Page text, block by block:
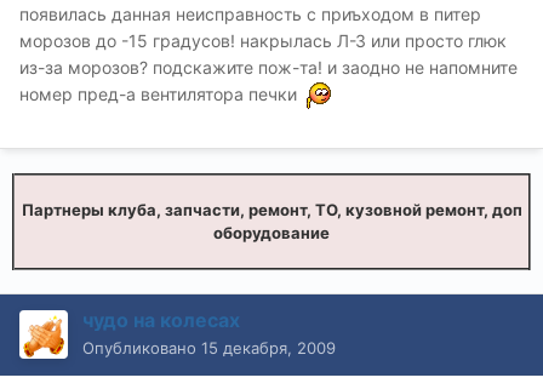
появилась данная неисправность с приъходом в питер
морозов до -15 градусов! накрылась Л-З или просто глюк
из-за морозов? подскажите пож-та! и заодно не напомните
номер пред-а вентилятора печки
Партнеры клуба, запчасти, ремонт, ТО, кузовной ремонт, доп
оборудование
чудо на колесах
Опубликовано 15 декабря, 2009